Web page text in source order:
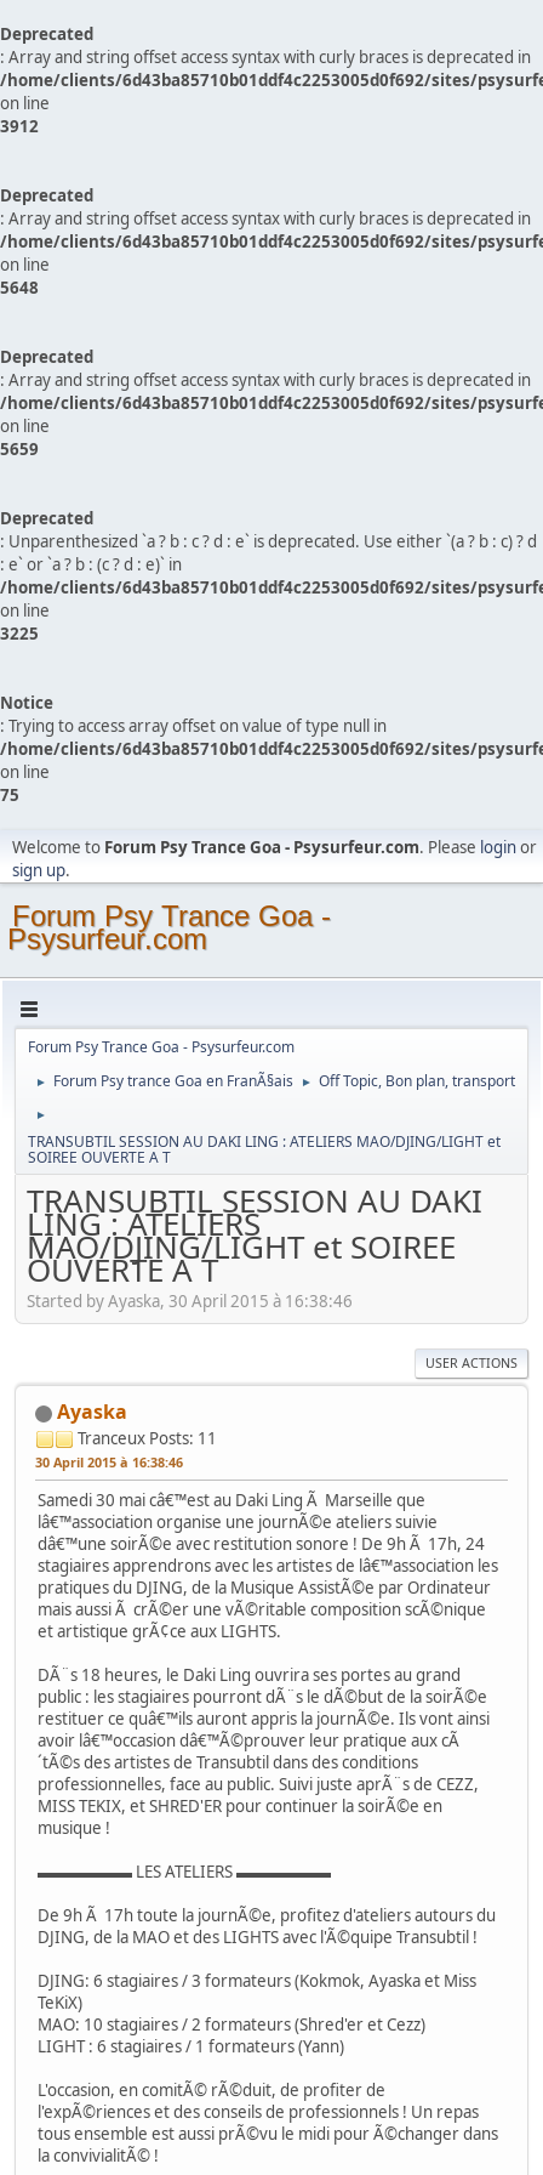
Deprecated
: Array and string offset access syntax with curly braces is deprecated in
/home/clients/6d43ba85710b01ddf4c2253005d0f692/sites/
on line
3912
Deprecated
: Array and string offset access syntax with curly braces is deprecated in
/home/clients/6d43ba85710b01ddf4c2253005d0f692/sites/
on line
5648
Deprecated
: Array and string offset access syntax with curly braces is deprecated in
/home/clients/6d43ba85710b01ddf4c2253005d0f692/sites/
on line
5659
Deprecated
: Unparenthesized `a ? b : c ? d : e` is deprecated. Use either `(a ? b : c) ? d
: e` or `a ? b : (c ? d : e)` in
/home/clients/6d43ba85710b01ddf4c2253005d0f692/sites/
on line
3225
Notice
: Trying to access array offset on value of type null in
/home/clients/6d43ba85710b01ddf4c2253005d0f692/sites/
on line
75
Welcome to Forum Psy Trance Goa - Psysurfeur.com. Please loginor
sign up.
Forum Psy Trance Goa -
Psysurfeur.com
Forum Psy Trance Goa - Psysurfeur.com
► Forum Psy trance Goa en FranÃ§ais ► Off Topic, Bon plan, transport
►
TRANSUBTIL SESSION AU DAKI LING : ATELIERS MAO/DJING/LIGHT et
SOIREE OUVERTE A T
TRANSUBTIL SESSION AU DAKI
LING : ATELIERS
MAO/DJING/LIGHT et SOIREE
OUVERTE A T
Started by Ayaska, 30 April 2015 à 16:38:46
USER ACTIONS
Ayaska
Tranceux Posts: 11
30 April 2015 à 16:38:46
Samedi 30 mai câ€™est au Daki Ling Ã Marseille que
lâ€™association organise une journÃ©e ateliers suivie
dâ€™une soirÃ©e avec restitution sonore ! De 9h Ã 17h, 24
stagiaires apprendrons avec les artistes de lâ€™association les
pratiques du DJING, de la Musique AssistÃ©e par Ordinateur
mais aussi Ã crÃ©er une vÃ©ritable composition scÃ©nique
et artistique grÃ¢ce aux LIGHTS.
DÃ¨s 18 heures, le Daki Ling ouvrira ses portes au grand
public : les stagiaires pourront dÃ¨s le dÃ©but de la soirÃ©e
restituer ce quâ€™ils auront appris la journÃ©e. Ils vont ainsi
avoir lâ€™occasion dâ€™Ã©prouver leur pratique aux cÃ
´tÃ©s des artistes de Transubtil dans des conditions
professionnelles, face au public. Suivi juste aprÃ¨s de CEZZ,
MISS TEKIX, et SHRED'ER pour continuer la soirÃ©e en
musique !
▬▬▬▬▬▬ LES ATELIERS ▬▬▬▬▬▬
De 9h Ã 17h toute la journÃ©e, profitez d'ateliers autours du
DJING, de la MAO et des LIGHTS avec l'Ã©quipe Transubtil !
DJING: 6 stagiaires / 3 formateurs (Kokmok, Ayaska et Miss
TeKiX)
MAO: 10 stagiaires / 2 formateurs (Shred'er et Cezz)
LIGHT : 6 stagiaires / 1 formateurs (Yann)
L'occasion, en comitÃ© rÃ©duit, de profiter de
l'expÃ©riences et des conseils de professionnels ! Un repas
tous ensemble est aussi prÃ©vu le midi pour Ã©changer dans
la convivialitÃ© !